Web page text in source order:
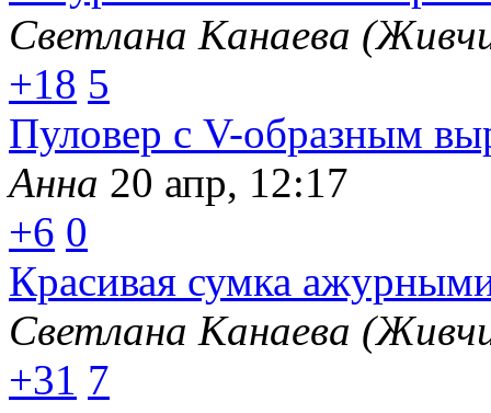
Светлана Канаева
+18 5
Пуловер с V-образным
Анна 20 апр, 12:17
+6 0
Красивая сумка
Светлана Канаева
+31 7